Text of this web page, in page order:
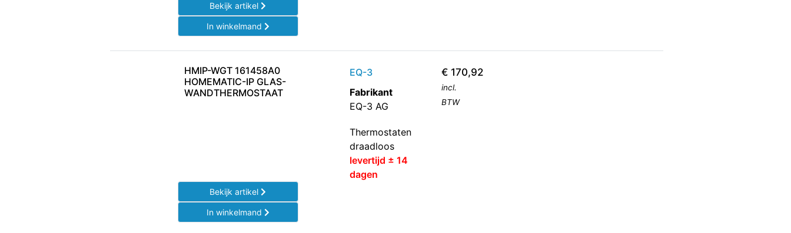
Bekijk artikel
In winkelmand
HMIP-WGT 161458A0
HOMEMATIC-IP GLAS-
WANDTHERMOSTAAT
EQ-3
Fabrikant
EQ-3 AG
Thermostaten
draadloos
levertijd ± 14
dagen
€ 170,92
incl.
BTW
Bekijk artikel
In winkelmand